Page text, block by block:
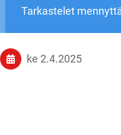
Tarkastelet
ke 2.4.2025